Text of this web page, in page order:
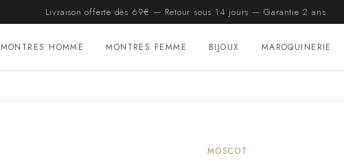
Livraison offerte dès 69€ — Retour sous 14 jours — Garantie 2 ans
MONTRES HOMME MONTRES FEMME BIJOUX MAROQUINERIE
MOSCOT